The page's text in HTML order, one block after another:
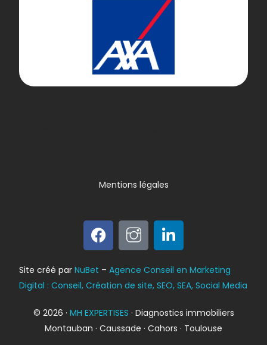
Bilan énergétique
DPE
© 2026 · MH EXPERTISES · Diagnostics immobiliers
Montauban · Caussade · Cahors · Toulouse
Site créé parNuBet –Agence Conseil en Marketing
Digital : Conseil, Création de site, SEO, SEA, Social Media
Mentions légales